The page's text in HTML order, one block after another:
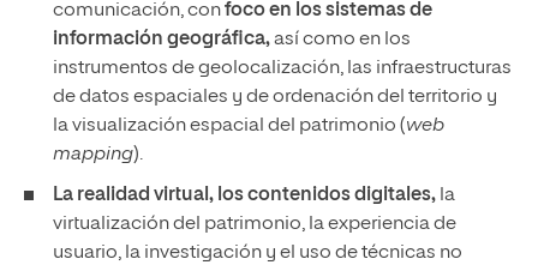
comunicación, confoco en lossistemas de
información geográfica,así como en los
instrumentos de geolocalización, las infraestructuras
de datos espaciales y de ordenación del territorio y
la visualización espacial del patrimonio (web
mapping).
La realidad virtual, los contenidos digitales, la
virtualización del patrimonio, la experiencia de
usuario, la investigación y el uso de técnicas no